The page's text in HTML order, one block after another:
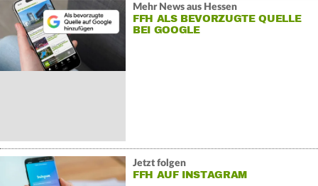
Mehr News aus Hessen
FFH ALS BEVORZUGTE QUELLE
BEI GOOGLE
Jetzt folgen
FFH AUF INSTAGRAM